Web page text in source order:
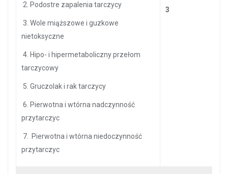
2. Podostre zapalenia tarczycy
3. Wole miąższowe i guzkowe
nietoksyczne
4. Hipo- i hipermetaboliczny przełom
tarczycowy
5. Gruczolak i rak tarczycy
6. Pierwotna i wtórna nadczynność
przytarczyc
7. Pierwotna i wtórna niedoczynność
przytarczyc
3